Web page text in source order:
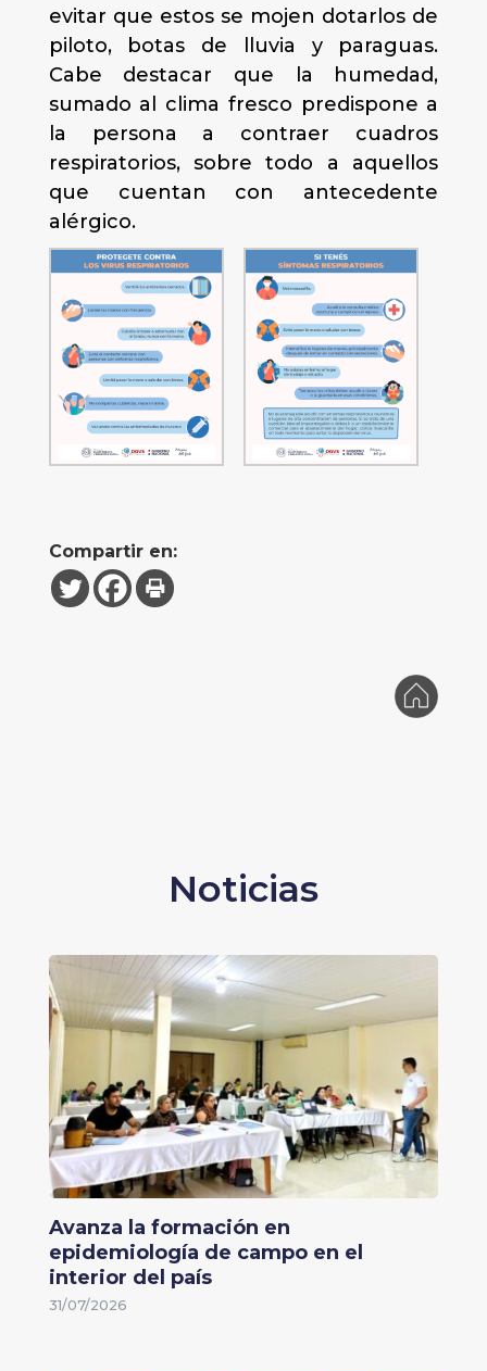
evitar que estos se mojen dotarlos de
piloto, botas de lluvia y paraguas.
Cabe destacar que la humedad,
sumado al clima fresco predispone a
la persona a contraer cuadros
respiratorios, sobre todo a aquellos
que cuentan con antecedente
alérgico.
Compartir en:
Noticias
Avanza la formación en
epidemiología de campo en el
interior del país
31/07/2026